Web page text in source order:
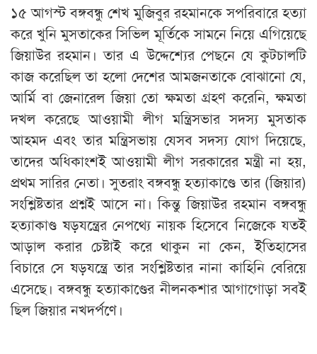
১৫ আগস্ট বঙ্গবন্ধু শেখ মুজিবুর রহমানকে সপরিবারে হত্যা
করে খুনি মুসতাকের সিভিল মূর্তিকে সামনে নিয়ে এগিয়েছে
জিয়াউর রহমান। তার এ উদ্দেশ্যের পেছনে যে কুটচালটি
কাজ করেছিল তা হলো দেশের আমজনতাকে বোঝানো যে,
আর্মি বা জেনারেল জিয়া তো ক্ষমতা গ্রহণ করেনি, ক্ষমতা
দখল করেছে আওয়ামী লীগ মন্ত্রিসভার সদস্য মুসতাক
আহমদ এবং তার মন্ত্রিসভায় যেসব সদস্য যোগ দিয়েছে,
তাদের অধিকাংশই আওয়ামী লীগ সরকারের মন্ত্রী না হয়,
প্রথম সারির নেতা। সুতরাং বঙ্গবন্ধু হত্যাকাণ্ডে তার (জিয়ার)
সংশ্লিষ্টতার প্রশ্নই আসে না। কিন্তু জিয়াউর রহমান বঙ্গবন্ধু
হত্যাকাণ্ড ষড়যন্ত্রের নেপথ্যে নায়ক হিসেবে নিজেকে যতই
আড়াল করার চেষ্টাই করে থাকুন না কেন, ইতিহাসের
বিচারে সে ষড়যন্ত্রে তার সংশ্লিষ্টতার নানা কাহিনি বেরিয়ে
এসেছে। বঙ্গবন্ধু হত্যাকাণ্ডের নীলনকশার আগাগোড়া সবই
ছিল জিয়ার নখদর্পণে।